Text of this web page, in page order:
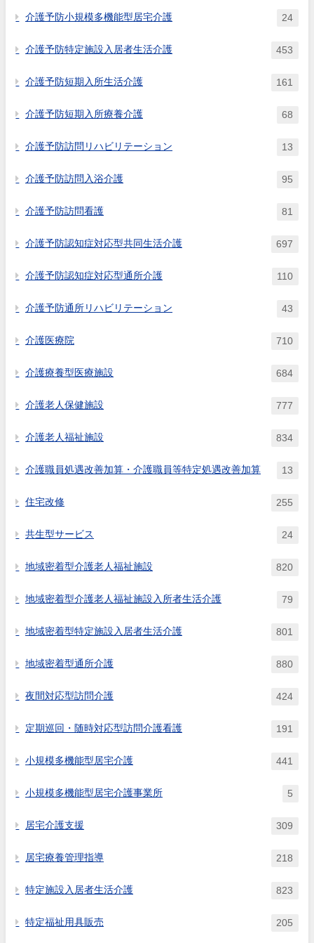
介護予防小規模多機能型居宅介護 24
介護予防特定施設入居者生活介護 453
介護予防短期入所生活介護 161
介護予防短期入所療養介護 68
介護予防訪問リハビリテーション 13
介護予防訪問入浴介護 95
介護予防訪問看護 81
介護予防認知症対応型共同生活介護 697
介護予防認知症対応型通所介護 110
介護予防通所リハビリテーション 43
介護医療院 710
介護療養型医療施設 684
介護老人保健施設 777
介護老人福祉施設 834
介護職員処遇改善加算・介護職員等特定処遇改善加算 13
住宅改修 255
共生型サービス 24
地域密着型介護老人福祉施設 820
地域密着型介護老人福祉施設入所者生活介護 79
地域密着型特定施設入居者生活介護 801
地域密着型通所介護 880
夜間対応型訪問介護 424
定期巡回・随時対応型訪問介護看護 191
小規模多機能型居宅介護 441
小規模多機能型居宅介護事業所 5
居宅介護支援 309
居宅療養管理指導 218
特定施設入居者生活介護 823
特定福祉用具販売 205